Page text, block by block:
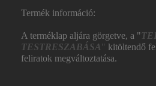
Termék információ:
A terméklap aljára görgetve, a "
TESTRESZABÁSA" kitöltendő
feliratok megváltoztatása.